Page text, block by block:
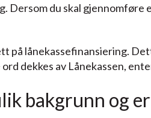
Dersom du skal
på lånekassefinansiering.
dekkes av Lånekassen,
bakgrunn og